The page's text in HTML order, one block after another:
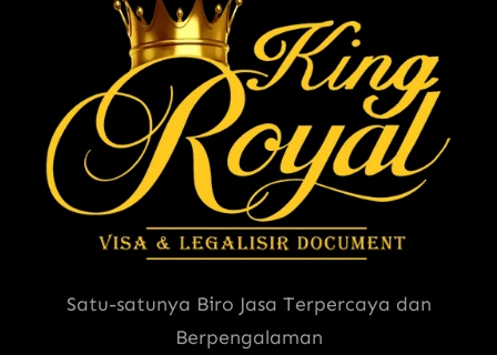
Satu-satunya Biro Jasa Terpercaya dan
Berpengalaman